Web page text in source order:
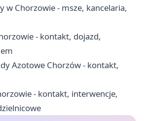
w Chorzowie - msze, kancelaria,
- kontakt, dojazd,
Azotowe Chorzów - kontakt,
- kontakt, interwencje,